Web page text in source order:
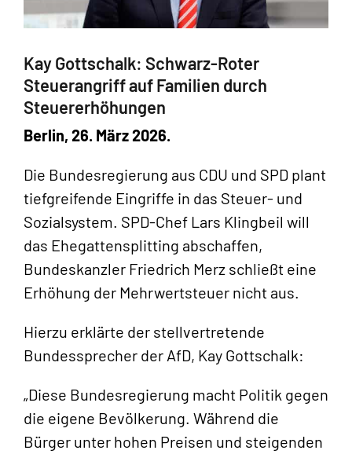
Kay Gottschalk: Schwarz-Roter
Steuerangriff auf Familien durch
Steuererhöhungen
Berlin, 26. März 2026.
Die Bundesregierung aus CDU und SPD plant
tiefgreifende Eingriffe in das Steuer- und
Sozialsystem. SPD-Chef Lars Klingbeil will
das Ehegattensplitting abschaffen,
Bundeskanzler Friedrich Merz schließt eine
Erhöhung der Mehrwertsteuer nicht aus.
Hierzu erklärte der stellvertretende
Bundessprecher der AfD, Kay Gottschalk:
„Diese Bundesregierung macht Politik gegen
die eigene Bevölkerung. Während die
Bürger unter hohen Preisen und steigenden